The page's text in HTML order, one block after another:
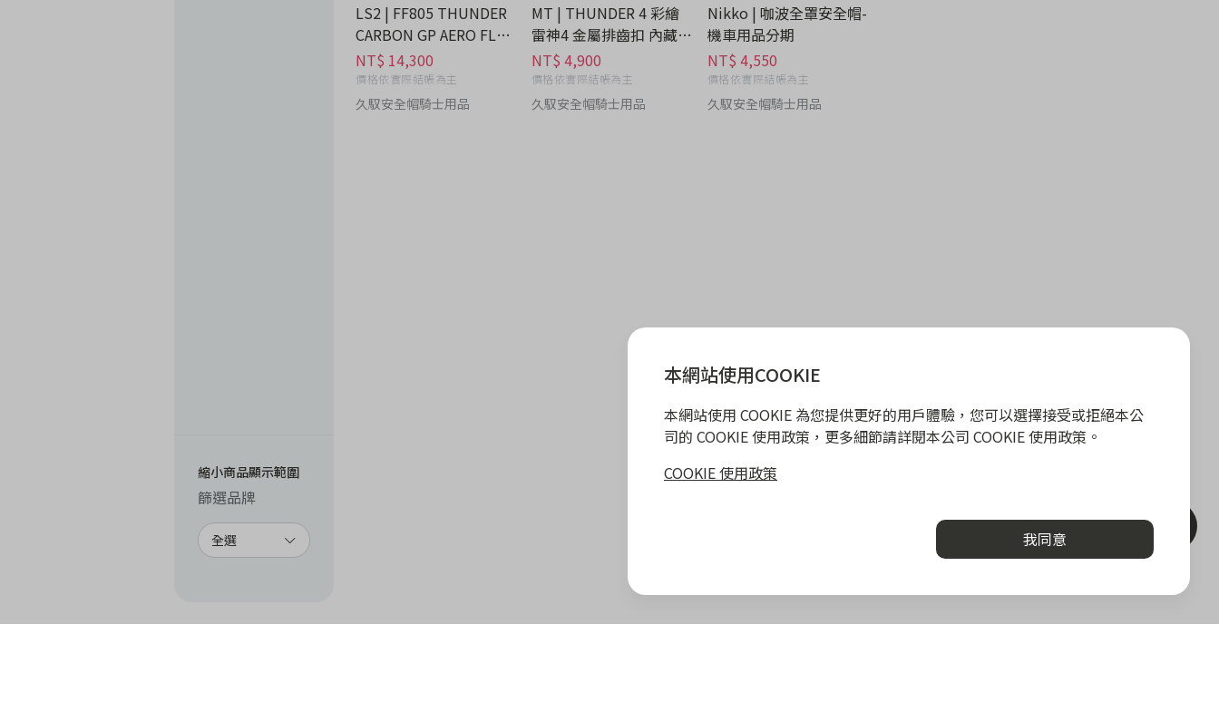
縮小商品顯示範圍
篩選品牌
全選
LS2 | FF805 THUNDER
CARBON GP AERO FLAS
H - 汽/機
NT$ 14,300
價格依實際結帳為主
久馭安全帽騎士用品
MT | THUNDER 4 彩繪
雷神4 金屬排齒扣 內藏墨
鏡 - 汽/機車用品分期
NT$ 4,900
價格依實際結帳為主
久馭安全帽騎士用品
Nikko | 咖波全罩安全帽-
機車用品分期
NT$ 4,550
價格依實際結帳為主
久馭安全帽騎士用品
聯絡客服
本網站使用COOKIE
本網站使用 COOKIE 為您提供更好的用戶體驗，您可以選擇接受或拒絕本公
司的 COOKIE 使用政策，更多細節請詳閱本公司 COOKIE 使用政策。
COOKIE 使用政策
我同意